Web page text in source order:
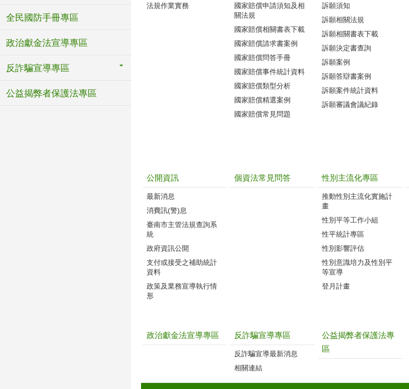
全民國防手冊專區
政治獻金法宣導專區
反詐騙宣導專區
公益揭弊者保護法專區
法規作業實務
國家賠償申請須知及相
關法規
國家賠償相關書表下載
國家賠償請求書案例
國家賠償問答手冊
國家賠償事件統計資料
國家賠償類型分析
國家賠償精選案例
國家賠償常見問題
訴願須知
訴願相關法規
訴願相關書表下載
訴願決定書查詢
訴願案例
訴願答辯書案例
訴願案件統計資料
訴願審議會議紀錄
公開資訊
最新消息
消費訊(警)息
臺南市主管法規查詢系
統
政府資訊公開
支付或接受之補助統計
資料
政策及業務宣導執行情
形
個資法常見問答 性別主流化專區
推動性別主流化實施計
畫
性別平等工作小組
性平統計專區
性別影響評估
性別意識培力及性別平
等宣導
登月計畫
政治獻金法宣導專區 反詐騙宣導專區
反詐騙宣導最新消息
相關連結
公益揭弊者保護法專
區